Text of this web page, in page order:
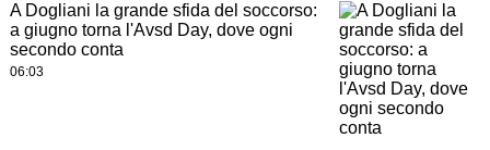
A Dogliani la grande sfida del soccorso:
a giugno torna l'Avsd Day, dove ogni
secondo conta
06:03